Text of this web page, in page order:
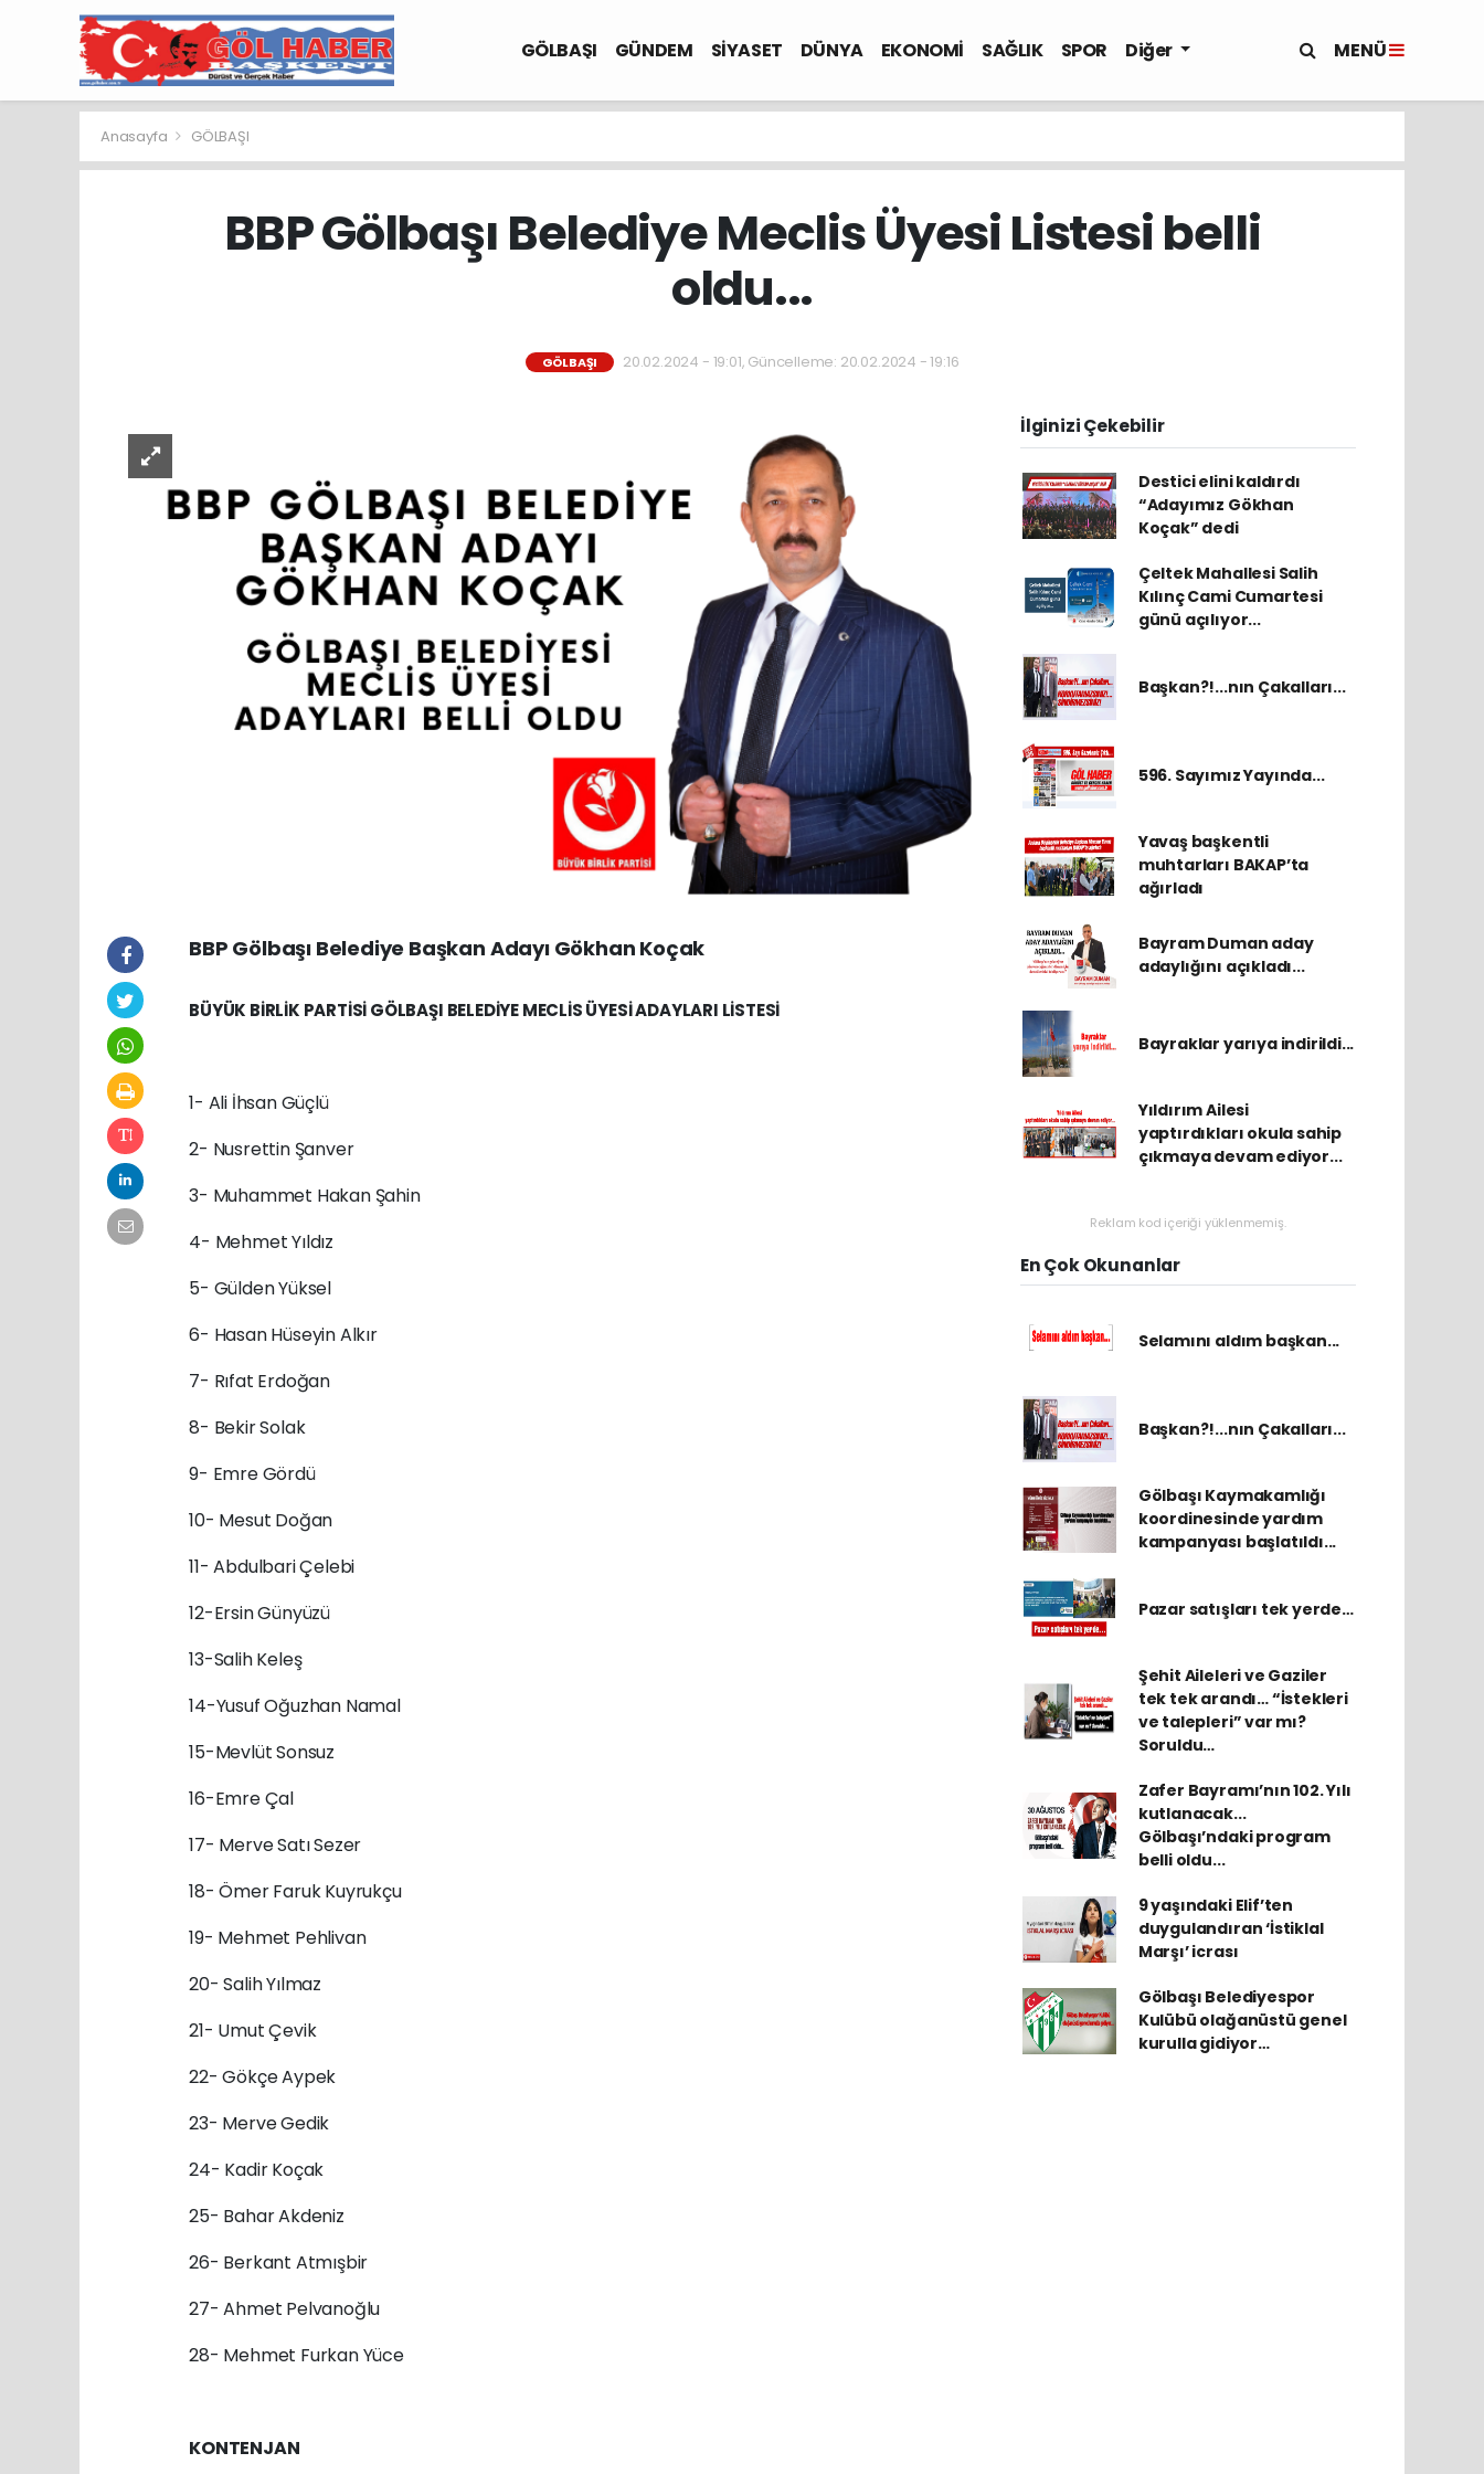
GÖLBAŞI GÜNDEM SİYASET DÜNYA EKONOMİ SAĞLIK SPOR Diğer MENÜ
Anasayfa GÖLBAŞI
BBP Gölbaşı Belediye Meclis Üyesi Listesi belli
oldu...
GÖLBAŞI 20.02.2024 - 19:01, Güncelleme: 20.02.2024 - 19:16
BBP Gölbaşı Belediye Başkan Adayı Gökhan Koçak
BÜYÜK BİRLİK PARTİSİ GÖLBAŞI BELEDİYE MECLİS ÜYESİ ADAYLARI LİSTESİ
1- Ali İhsan Güçlü
2- Nusrettin Şanver
3- Muhammet Hakan Şahin
4- Mehmet Yıldız
5- Gülden Yüksel
6- Hasan Hüseyin Alkır
7- Rıfat Erdoğan
8- Bekir Solak
9- Emre Gördü
10- Mesut Doğan
11- Abdulbari Çelebi
12-Ersin Günyüzü
13-Salih Keleş
14-Yusuf Oğuzhan Namal
15-Mevlüt Sonsuz
16-Emre Çal
17- Merve Satı Sezer
18- Ömer Faruk Kuyrukçu
19- Mehmet Pehlivan
20- Salih Yılmaz
21- Umut Çevik
22- Gökçe Aypek
23- Merve Gedik
24- Kadir Koçak
25- Bahar Akdeniz
26- Berkant Atmışbir
27- Ahmet Pelvanoğlu
28- Mehmet Furkan Yüce
KONTENJAN
İlginizi Çekebilir
Destici elini kaldırdı
“Adayımız Gökhan
Koçak” dedi
Çeltek Mahallesi Salih
Kılınç Cami Cumartesi
günü açılıyor...
Başkan?!...nın Çakalları...
596. Sayımız Yayında...
Yavaş başkentli
muhtarları BAKAP’ta
ağırladı
Bayram Duman aday
adaylığını açıkladı...
Bayraklar yarıya indirildi...
Yıldırım Ailesi
yaptırdıkları okula sahip
çıkmaya devam ediyor...
Reklam kod içeriği yüklenmemiş.
En Çok Okunanlar
Selamını aldım başkan...
Başkan?!...nın Çakalları...
Gölbaşı Kaymakamlığı
koordinesinde yardım
kampanyası başlatıldı...
Pazar satışları tek yerde…
Şehit Aileleri ve Gaziler
tek tek arandı… “İstekleri
ve talepleri” var mı?
Soruldu…
Zafer Bayramı’nın 102. Yılı
kutlanacak...
Gölbaşı’ndaki program
belli oldu...
9 yaşındaki Elif’ten
duygulandıran ‘İstiklal
Marşı’ icrası
Gölbaşı Belediyespor
Kulübü olağanüstü genel
kurulla gidiyor…